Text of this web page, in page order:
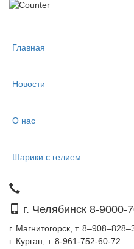
Главная
Новости
О нас
Шарики с гелием
г. Челябинск 8-9000-
г. Магнитогорск, т.
г. Курган, т. 8-961-752-60-72